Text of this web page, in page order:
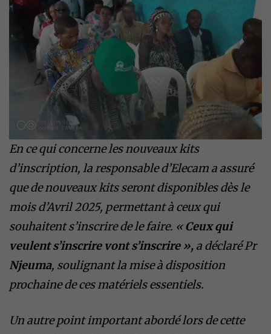
En ce qui concerne les nouveaux kits
d’inscription, la responsable d’Elecam a assuré
que de nouveaux kits seront disponibles dès le
mois d’Avril 2025, permettant à ceux qui
souhaitent s’inscrire de le faire. «Ceux qui
veulent s’inscrire vont s’inscrire », a déclaré Pr
Njeuma, soulignant la mise à disposition
prochaine de ces matériels essentiels.
Un autre point important abordé lors de cette